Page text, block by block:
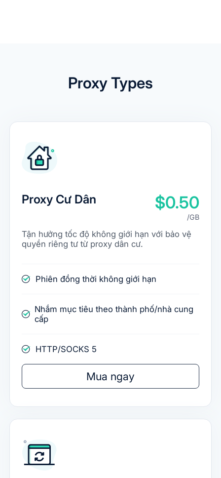
Proxy Types
Proxy Cư Dân $0.50
/GB
Tận hưởng tốc độ không giới hạn với bảo vệ
quyền riêng tư từ proxy dân cư.
Phiên đồng thời không giới hạn
Nhắm mục tiêu theo thành phố/nhà cung
cấp
HTTP/SOCKS 5
Mua ngay